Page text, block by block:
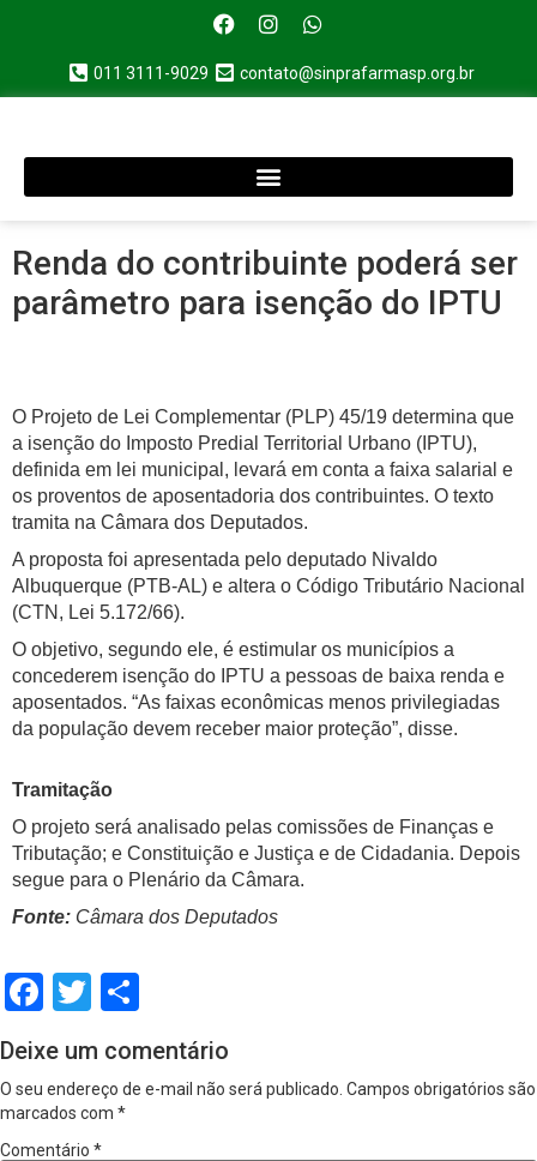
011 3111-9029 contato@sinprafarmasp.org.br
Renda do contribuinte poderá ser
parâmetro para isenção do IPTU
O Projeto de Lei Complementar (PLP) 45/19 determina que
a isenção do Imposto Predial Territorial Urbano (IPTU),
definida em lei municipal, levará em conta a faixa salarial e
os proventos de aposentadoria dos contribuintes. O texto
tramita na Câmara dos Deputados.
A proposta foi apresentada pelo deputado Nivaldo
Albuquerque (PTB-AL) e altera o Código Tributário Nacional
(CTN, Lei 5.172/66).
O objetivo, segundo ele, é estimular os municípios a
concederem isenção do IPTU a pessoas de baixa renda e
aposentados. “As faixas econômicas menos privilegiadas
da população devem receber maior proteção”, disse.
Tramitação
O projeto será analisado pelas comissões de Finanças e
Tributação; e Constituição e Justiça e de Cidadania. Depois
segue para o Plenário da Câmara.
Fonte: Câmara dos Deputados
Facebook
Twitter
Deixe um comentário
O seu endereço de e-mail não será publicado. Campos obrigatórios são
marcados com *
Comentário *